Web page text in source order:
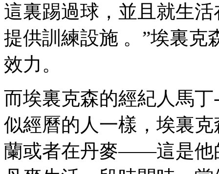
這裏踢過球，並且就生
提供訓練設施 。”埃裏
效力。
而埃裏克森的經紀人馬丁
似經曆的人一樣，埃裏
蘭或者在丹麥——這是他